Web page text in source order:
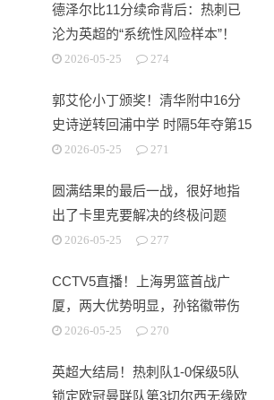
德泽尔比11分续命背后：热刺已
沦为英超的“系统性风险样本”！
2026-05-25 274
郭艾伦小丁颁奖！清华附中16分
史诗逆转回浦中学 时隔5年夺第15
冠2026-05-25 271
圆满结果的最后一战，很好地指
出了卡里克要解决的终极问题
2026-05-25 277
CCTV5直播！上海男篮首战广
厦，两大优势明显，孙铭徽带伤
出战！
2026-05-25 270
英超大结局！热刺队1-0保级5队
锁定欧冠曼联队第3切尔西无缘欧